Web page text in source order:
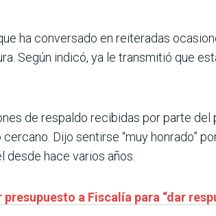
ha conversado en reiteradas
Según indicó, ya le transmitió que
de respaldo recibidas por parte
Dijo sentirse “muy honrado”
hace varios años.
a Fiscalía para “dar